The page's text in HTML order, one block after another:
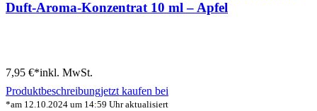
Duft-Aroma-Konzentrat 10 ml – Apfel
7,95 €*inkl. MwSt.
Produktbeschreibungjetzt kaufen bei
*am 12.10.2024 um 14:59 Uhr aktualisiert